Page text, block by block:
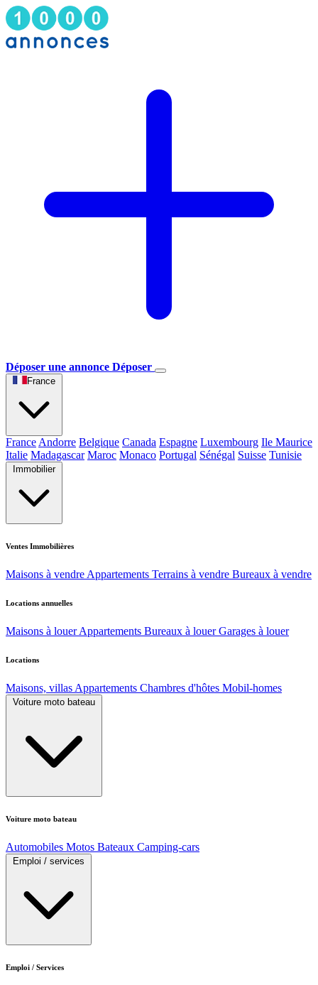
Déposer une annonce Déposer
France
France Andorre Belgique Canada Espagne Luxembourg Ile Maurice
Italie Madagascar Maroc Monaco Portugal Sénégal Suisse Tunisie
Immobilier
Ventes Immobilières
Maisons à vendre Appartements Terrains à vendre Bureaux à vendre
Locations annuelles
Maisons à louer Appartements Bureaux à louer Garages à louer
Locations
Maisons, villas Appartements Chambres d'hôtes Mobil-homes
Voiture moto bateau
Voiture moto bateau
Automobiles Motos Bateaux Camping-cars
Emploi / services
Emploi / Services